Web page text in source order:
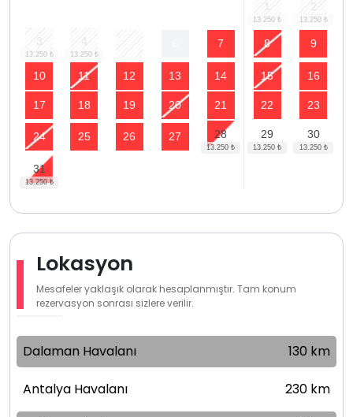
1 2
3 4 7 8 9
10 11 12 13 14 15 16
17 18 19 20 21 22 23
24 25 26 27 28 29 30
31
Lokasyon
Mesafeler yaklaşık olarak hesaplanmıştır. Tam konum
rezervasyon sonrası sizlere verilir.
Dalaman Havalanı 130 km
Antalya Havalanı 230 km